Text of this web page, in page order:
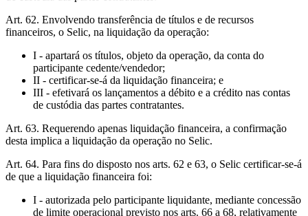
Art. 62. Envolvendo transferência de títulos e de recursos
financeiros, o Selic, na liquidação da operação:
I - apartará os títulos, objeto da operação, da conta do
participante cedente/vendedor;
II - certificar-se-á da liquidação financeira; e
III - efetivará os lançamentos a débito e a crédito nas contas
de custódia das partes contratantes.
Art. 63. Requerendo apenas liquidação financeira, a confirmação
desta implica a liquidação da operação no Selic.
Art. 64. Para fins do disposto nos arts. 62 e 63, o Selic certificar-se-á
de que a liquidação financeira foi:
I - autorizada pelo participante liquidante, mediante concessão
de limite operacional previsto nos arts. 66 a 68, relativamente